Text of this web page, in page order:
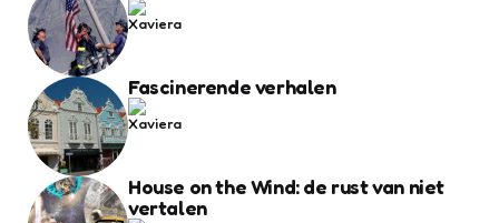
Fascinerende verhalen
House on the Wind: de rust van niet
vertalen